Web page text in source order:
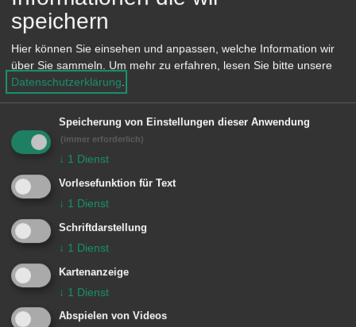
Downloads
Friedhof Unterkochen -
Übersichtsplan
Grabarten auf dem Friedhof
Unterkochen
Bestattungen im Sarg
Reihengrab
speichern
Hier können Sie einsehen und anpassen, welche Information wir
über Sie sammeln. Um mehr zu erfahren, lesen Sie bitte unsere
Datenschutzerklärung.
Speicherung von Einstellungen dieser Anwendung
(immer erforderlich)
↓ 1 Dienst
Vorlesefunktion für Text
↓ 1 Dienst
Schriftdarstellung
↓ 1 Dienst
Kartenanzeige
↓ 1 Dienst
Abspielen von Videos